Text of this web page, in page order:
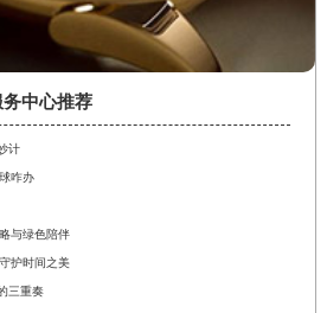
中心推荐
计
咋办
与绿色陪伴
护时间之美
三重奏